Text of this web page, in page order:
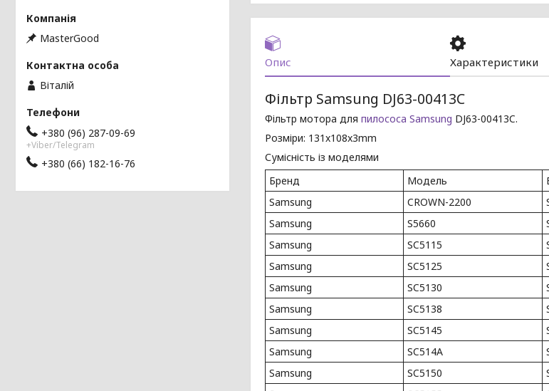
Опис Характеристики
Фільтр Samsung DJ63-00413C
Фільтр мотора для пилососа Samsung DJ63-00413C.
Розміри: 131x108x3mm
Сумісність із моделями
Бренд
Модель
Samsung
CROWN-2200
Samsung
S5660
Samsung
SC5115
Samsung
SC5125
Samsung
SC5130
Samsung
SC5138
Samsung
SC5145
Samsung
SC514A
Samsung
SC5150
MasterGood
Віталій
+380 (96) 287-09-69
+Viber/Telegram
+380 (66) 182-16-76